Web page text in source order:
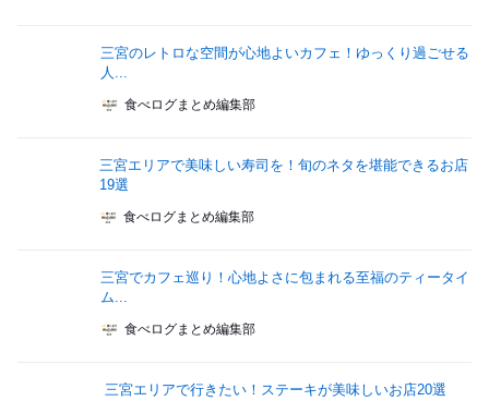
三宮のレトロな空間が心地よいカフェ！ゆっくり過ごせる
人...
食べログまとめ編集部
三宮エリアで美味しい寿司を！旬のネタを堪能できるお店
19選
食べログまとめ編集部
三宮でカフェ巡り！心地よさに包まれる至福のティータイ
ム...
食べログまとめ編集部
三宮エリアで行きたい！ステーキが美味しいお店20選